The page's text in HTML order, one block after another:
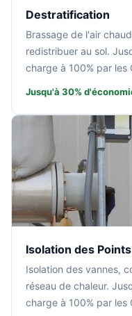
Destratification
Brassage de l'air
redistribuer au sol.
charge à 100% par les
Jusqu'à 30%
Isolation des
Isolation des vannes,
réseau de chaleur.
charge à 100% par les